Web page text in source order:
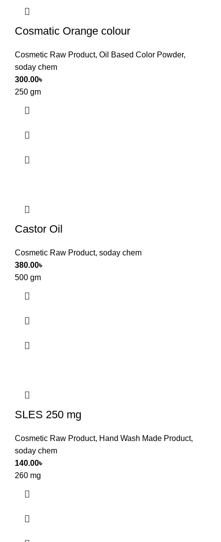
Cosmatic Orange colour
Cosmetic Raw Product, Oil Based Color Powder,
soday chem
300.00৳
250 gm
Castor Oil
Cosmetic Raw Product, soday chem
380.00৳
500 gm
SLES 250 mg
Cosmetic Raw Product, Hand Wash Made Product,
soday chem
140.00৳
260 mg